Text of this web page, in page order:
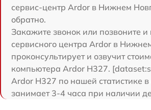
сервис-центр Ardor в Нижнем
обратно.
Закажите звонок или позвоните
сервисного центра Ardor в
проконсультирует и озвучит
компьютера Ardor H327.
Ardor H327 по нашей статистике
занимает 3-4 часа при наличии